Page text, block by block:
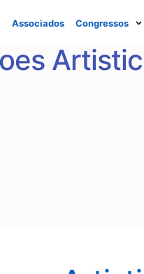
Associados Congressos